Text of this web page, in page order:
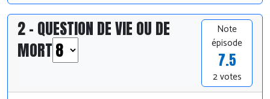
2 - QUESTION DE VIE OU DE
MORT
Note
épisode
7.5
2 votes